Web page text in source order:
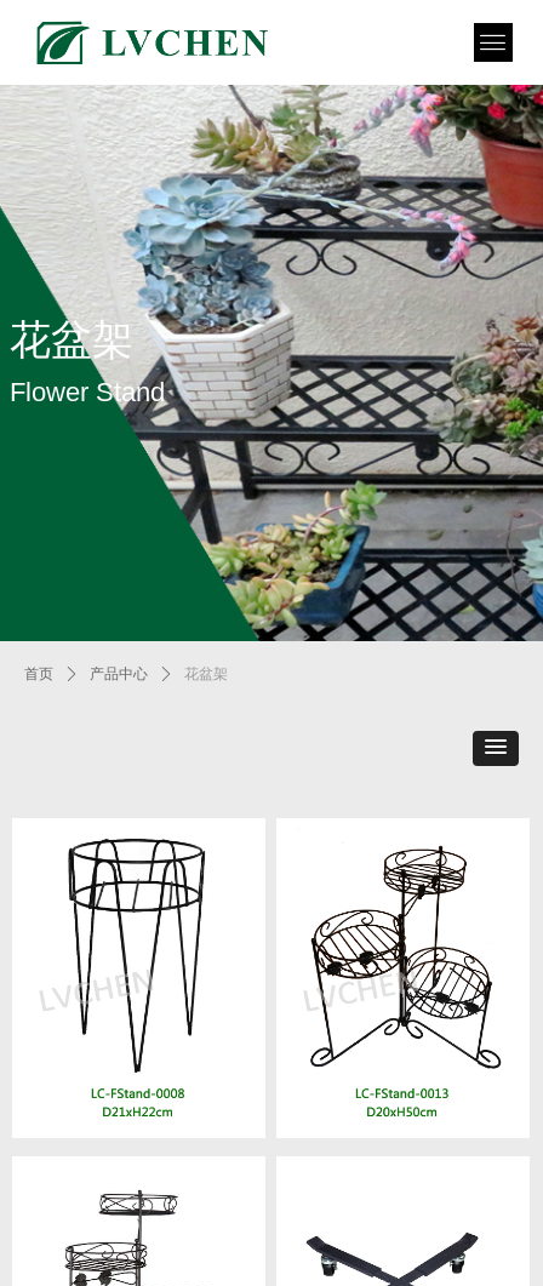
花盆架
Flower Stand
首页 ꄲ 产品中心 ꄲ 花盆架